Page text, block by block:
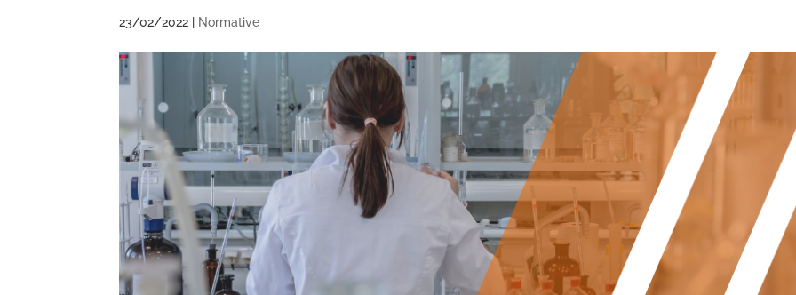
23/02/2022 Normative